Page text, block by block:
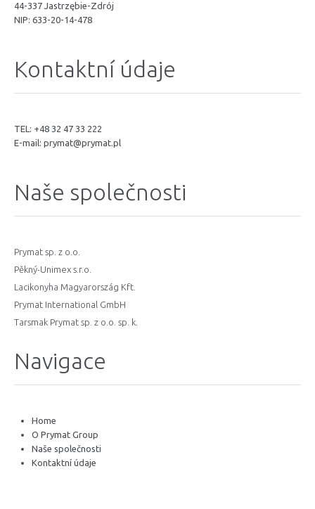
44-337 Jastrzębie-Zdrój
NIP: 633-20-14-478
Kontaktní údaje
TEL: +48 32 47 33 222
E-mail: prymat@prymat.pl
Naše společnosti
Prymat sp. z o.o.
Pěkný-Unimex s.r.o.
Lacikonyha Magyarország Kft.
Prymat International GmbH
Tarsmak Prymat sp. z o.o. sp. k.
Navigace
Home
O Prymat Group
Naše společnosti
Kontaktní údaje